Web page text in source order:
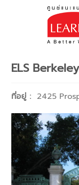
ELS
ที่อยู่ :2425